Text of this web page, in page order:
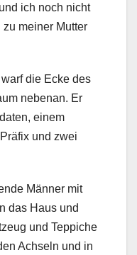
ich noch nicht
meiner Mutter
die Ecke des
nebenan. Er
einem
und zwei
Männer mit
das Haus und
und Teppiche
Achseln und in